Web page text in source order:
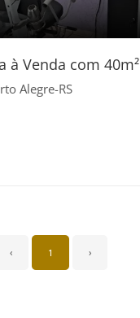
à Venda com 40m²
Alegre-RS
‹ 1 ›